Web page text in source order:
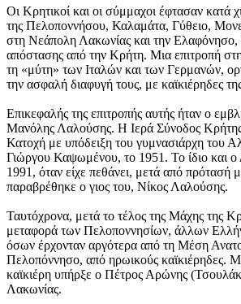
Οι Κρητικοί και οι σύμμαχοι έφτασαν κατά
της Πελοποννήσου, Καλαμάτα, Γύθειο,
στη Νεάπολη Λακωνίας και την Ελαφόνησο,
απόστασης από την Κρήτη. Μια επιτροπή
τη «μύτη» των Ιταλών και των Γερμανών,
την ασφαλή διαφυγή τους, με καϊκιέρηδες
Επικεφαλής της επιτροπής αυτής ήταν ο
Μανόλης Λαλούσης. Η Ιερά Σύνοδος Κρήτης
Κατοχή με υπόδειξη του γυμνασιάρχη του
Γιώργου Καψωμένου, το 1951. Το ίδιο και
1991, όταν είχε πεθάνει, μετά από πρότασή
παραβρέθηκε ο γιος του, Νίκος Λαλούσης.
Ταυτόχρονα, μετά το τέλος της Μάχης της
μεταφορά των Πελοποννησίων, άλλων
όσων έρχονταν αργότερα από τη Μέση
Πελοπόννησο, από ηρωικούς καϊκιέρηδες.
καϊκιέρη υπήρξε ο Πέτρος Αρώνης
Λακωνίας.